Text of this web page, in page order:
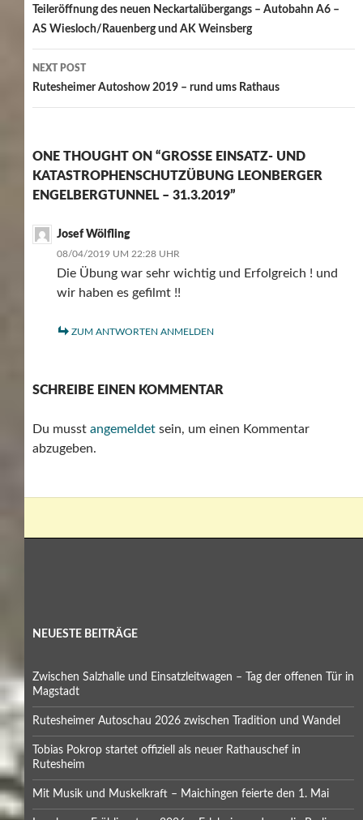
navigation
Teileröffnung des neuen Neckartalübergangs – Autobahn A6 –
AS Wiesloch/Rauenberg und AK Weinsberg
NEXT POST
Rutesheimer Autoshow 2019 – rund ums Rathaus
ONE THOUGHT ON “GROSSE EINSATZ- UND K
ATASTROPHENSCHUTZÜBUNG LEONBERGER E
NGELBERGTUNNEL – 31.3.2019”
Josef Wölfling
08/04/2019 UM 22:28 UHR
Die Übung war sehr wichtig und Erfolgreich ! und
wir haben es gefilmt !!
ZUM ANTWORTEN ANMELDEN
SCHREIBE EINEN KOMMENTAR
Du musst angemeldet sein, um einen Kommentar
abzugeben.
NEUESTE BEITRÄGE
Zwischen Salzhalle und Einsatzleitwagen – Tag der offenen Tür in
Magstadt
Rutesheimer Autoschau 2026 zwischen Tradition und Wandel
Tobias Pokrop startet offiziell als neuer Rathauschef in
Rutesheim
Mit Musik und Muskelkraft – Maichingen feierte den 1. Mai